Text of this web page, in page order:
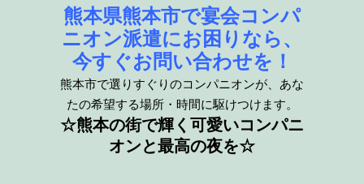
熊本県熊本市で宴会コンパ
ニオン派遣にお困りなら、
今すぐお問い合わせを！
熊本市で選りすぐりのコンパニオンが、あな
たの希望する場所・時間に駆けつけます。
☆熊本の街で輝く可愛いコンパニ
オンと最高の夜を☆